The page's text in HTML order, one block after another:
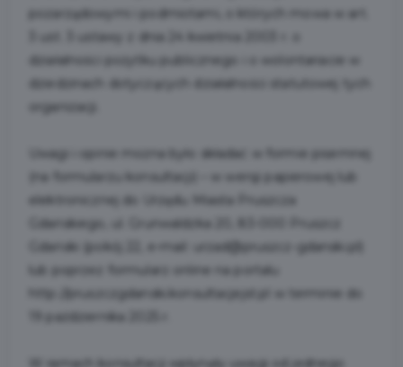
pozarządowymi i podmiotami, o których mowa w art.
3 ust. 3 ustawy z dnia 24 kwietnia 2003 r. o
działalności pożytku publicznego i o wolontariacie w
dziedzinach dotyczących działalności statutowej tych
organizacji.
Uwagi i opinie można było składać w formie pisemnej
(na formularzu konsultacji) – w wersji papierowej lub
elektronicznej do Urzędu Miasta Pruszcza
Gdańskiego, ul. Grunwaldzka 20, 83-000 Pruszcz
Gdański (pokój 22, e-mail: urzad@pruszcz-gdanski.pl)
lub poprzez formularz online na portalu
http://pruszczgdanski.konsultacjejst.pl w terminie do
19 października 2025 r.
W ramach konsultacji wpłynęły uwagi od jednego